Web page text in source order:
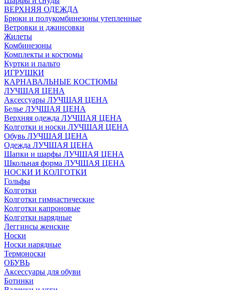
ВЕРХНЯЯ ОДЕЖДА
Брюки и полукомбинезоны утепленные
Ветровки и джинсовки
Жилеты
Комбинезоны
Комплекты и костюмы
Куртки и пальто
ИГРУШКИ
КАРНАВАЛЬНЫЕ КОСТЮМЫ
ЛУЧШАЯ ЦЕНА
Аксессуары ЛУЧШАЯ ЦЕНА
Белье ЛУЧШАЯ ЦЕНА
Верхняя одежда ЛУЧШАЯ ЦЕНА
Колготки и носки ЛУЧШАЯ ЦЕНА
Обувь ЛУЧШАЯ ЦЕНА
Одежда ЛУЧШАЯ ЦЕНА
Шапки и шарфы ЛУЧШАЯ ЦЕНА
Школьная форма ЛУЧШАЯ ЦЕНА
НОСКИ И КОЛГОТКИ
Гольфы
Колготки
Колготки гимнастические
Колготки капроновые
Колготки нарядные
Леггинсы женские
Носки
Носки нарядные
Термоноски
ОБУВЬ
Аксессуары для обуви
Ботинки